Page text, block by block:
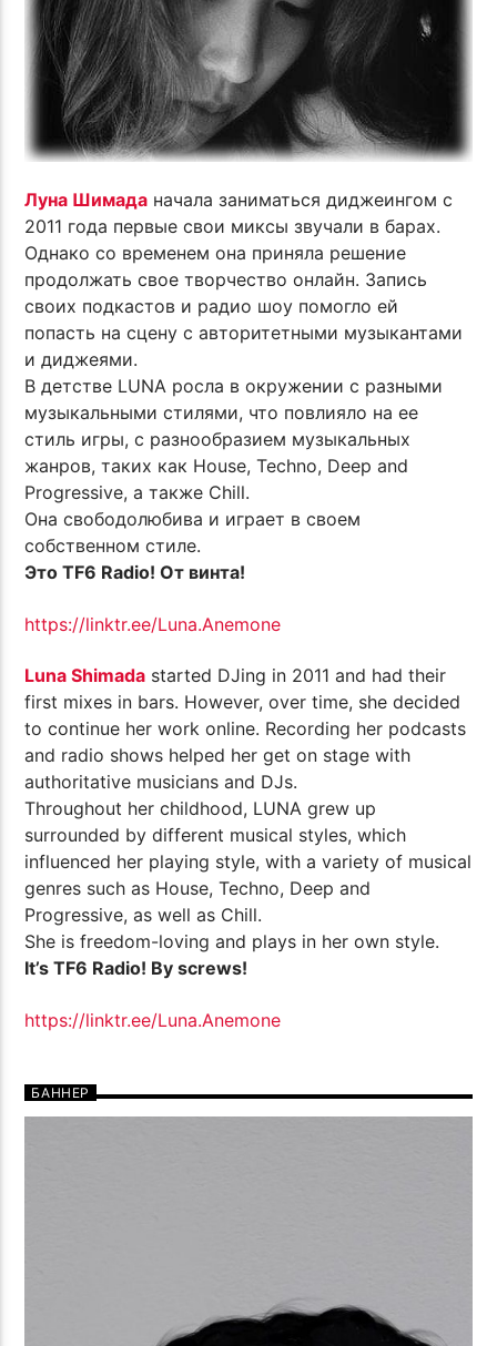
Луна Шимада начала заниматься диджеингом с
2011 года первые свои миксы звучали в барах.
Однако со временем она приняла решение
продолжать свое творчество онлайн. Запись
своих подкастов и радио шоу помогло ей
попасть на сцену с авторитетными музыкантами
и диджеями.
В детстве LUNA росла в окружении с разными
музыкальными стилями, что повлияло на ее
стиль игры, с разнообразием музыкальных
жанров, таких как House, Techno, Deep and
Progressive, а также Chill.
Она свободолюбива и играет в своем
собственном стиле.
Это TF6 Radio! От винта!
https://linktr.ee/Luna.Anemone
Luna Shimada started DJing in 2011 and had their
first mixes in bars. However, over time, she decided
to continue her work online. Recording her podcasts
and radio shows helped her get on stage with
authoritative musicians and DJs.
Throughout her childhood, LUNA grew up
surrounded by different musical styles, which
influenced her playing style, with a variety of musical
genres such as House, Techno, Deep and
Progressive, as well as Chill.
She is freedom-loving and plays in her own style.
It’s TF6 Radio! By screws!
https://linktr.ee/Luna.Anemone
БАННЕР